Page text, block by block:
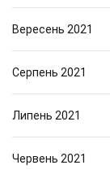
Вересень 2021
Серпень 2021
Липень 2021
Червень 2021